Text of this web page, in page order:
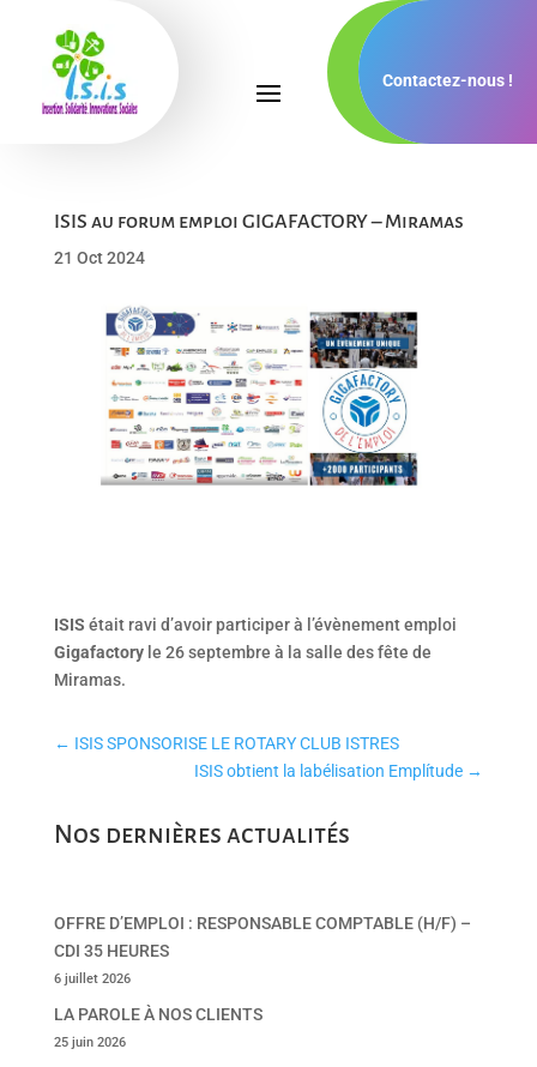
Contactez-nous !
ISIS au forum emploi GIGAFACTORY – Miramas
21 Oct 2024
ISIS était ravi d’avoir participer à l’évènement emploi
Gigafactoryle 26 septembre à la salle des fête de
Miramas.
← ISIS SPONSORISE LE ROTARY CLUB ISTRES
ISIS obtient la labélisation Emplítude →
Nos dernières actualités
OFFRE D’EMPLOI : RESPONSABLE COMPTABLE (H/F) –
CDI 35 HEURES
6 juillet 2026
LA PAROLE À NOS CLIENTS
25 juin 2026